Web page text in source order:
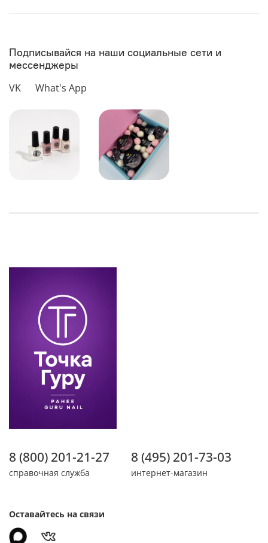
Подписывайся на наши социальные сети и
мессенджеры
VK What's App
8 (800) 201-21-27
справочная служба
8 (495) 201-73-03
интернет-магазин
Оставайтесь на связи